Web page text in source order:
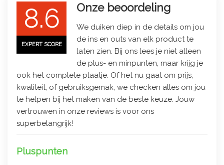
8.6
EXPERT SCORE
Onze beoordeling
We duiken diep in de details om jou
de ins en outs van elk product te
laten zien. Bij ons lees je niet alleen
de plus- en minpunten, maar krijg je
ook het complete plaatje. Of het nu gaat om prijs,
kwaliteit, of gebruiksgemak, we checken alles om jou
te helpen bij het maken van de beste keuze. Jouw
vertrouwen in onze reviews is voor ons
superbelangrijk!
Pluspunten